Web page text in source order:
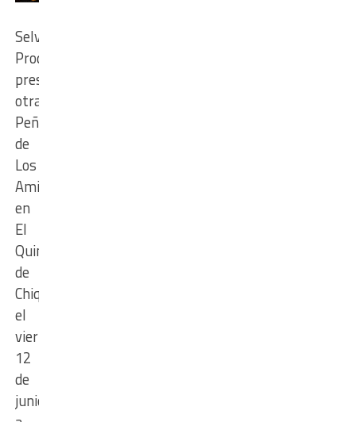
Selva
Producciones
presenta
otra
Peña
de
Los
Amigos
en
El
Quincho
de
Chiquito
el
viernes
12
de
junio